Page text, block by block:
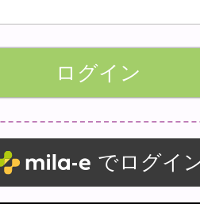
でログイ